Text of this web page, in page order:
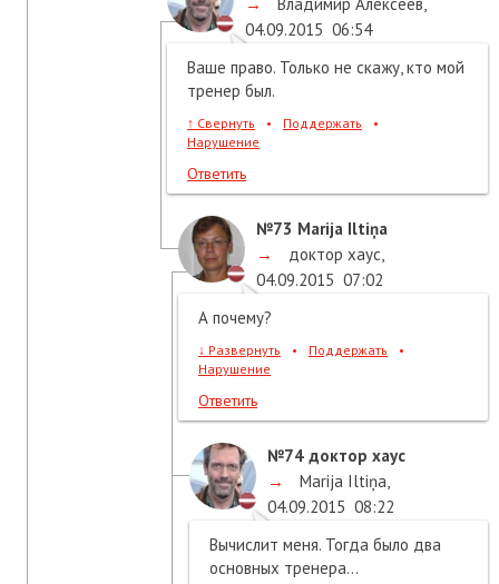
04.09.2015 06:54
Ваше право. Только не скажу, кто мой
тренер был.
↑ Свернуть • Поддержать
•
Нарушение
Ответить
№73 Marija Iltiņa
→
доктор хаус
04.09.2015 07:02
А почему?
↓ Развернуть • Поддержать
•
Нарушение
Ответить
№74 доктор хаус
→
Marija Iltiņa
04.09.2015 08:22
Вычислит меня. Тогда было два
основных тренера...